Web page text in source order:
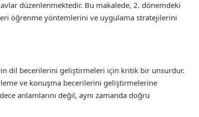
düzenlenmektedir. Bu makalede, 2. dönemdeki
öğrenme yöntemlerini ve uygulama stratejilerini
dil becerilerini geliştirmeleri için kritik bir unsurdur.
ve konuşma becerilerini geliştirmelerine
anlamlarını değil, aynı zamanda doğru